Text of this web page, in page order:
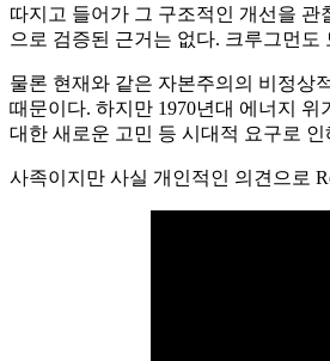
따지고 들어가 그 구조적인 개선을
으로 검증된 근거는 없다. 크루그먼도
물론 현재와 같은 자본주의의 비정상
때문이다. 하지만 1970년대 에너지
대한 새로운 고민 등 시대적 요구로
사족이지만 사실 개인적인 의견으로